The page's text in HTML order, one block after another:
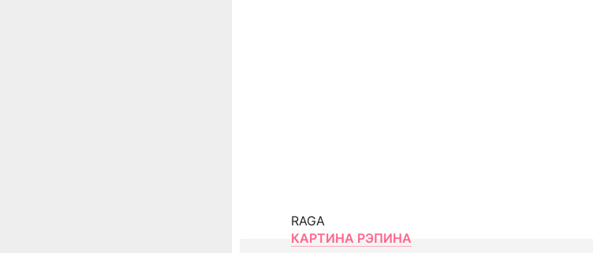
RAGA
КАРТИНА РЭПИНА